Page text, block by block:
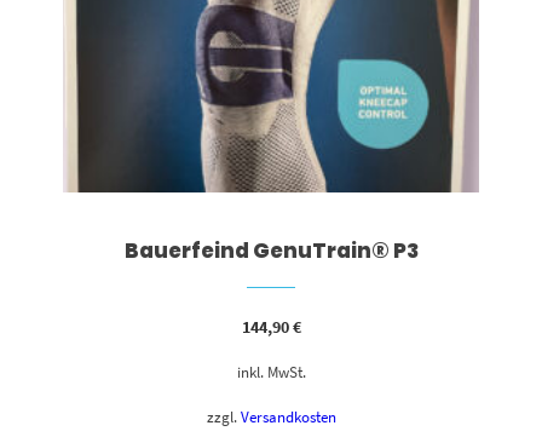
Bauerfeind GenuTrain® P3
144,90€
inkl. MwSt.
zzgl. Versandkosten